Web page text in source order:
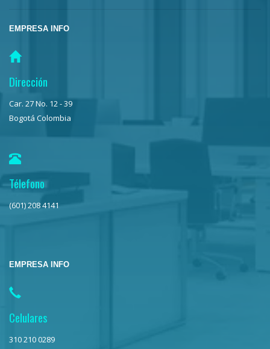
EMPRESA INFO
Dirección
Car. 27 No. 12 - 39
Bogotá Colombia
Télefono
(601) 208 4141
EMPRESA INFO
Celulares
310 210 0289